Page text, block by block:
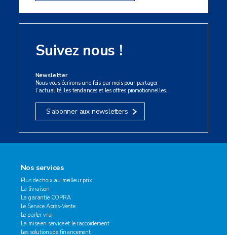
Suivez nous !
Newsletter
Nous vous écrirons une fois par mois pour partager
l’actualité, les tendances et les offres promotionnelles.
S’abonner aux newsletters
Nos services
Plus de choix au meilleur prix
La livraison
La garantie COPRA
Le Service Après-Vente
Le parler vrai
La mise en service et le raccordement
Les solutions de financement